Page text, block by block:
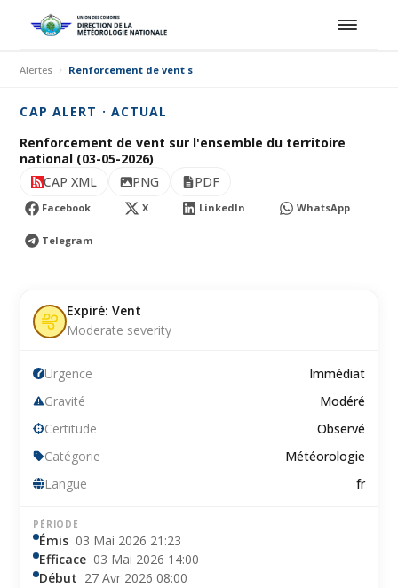
Alertes Renforcement de vent sur l'ensemble du territoire national (03-
CAP ALERT · ACTUAL
Renforcement de vent sur l'ensemble du territoire
national (03-05-2026)
CAP XML
PNG PDF
Facebook X LinkedIn WhatsApp
Telegram
Expiré: Vent
Moderate severity
Urgence
Immédiat
Gravité
Modéré
Certitude
Observé
Catégorie
Météorologie
Langue
fr
PÉRIODE
Émis 03 Mai 2026 21:23
Efficace 03 Mai 2026 14:00
Début 27 Avr 2026 08:00